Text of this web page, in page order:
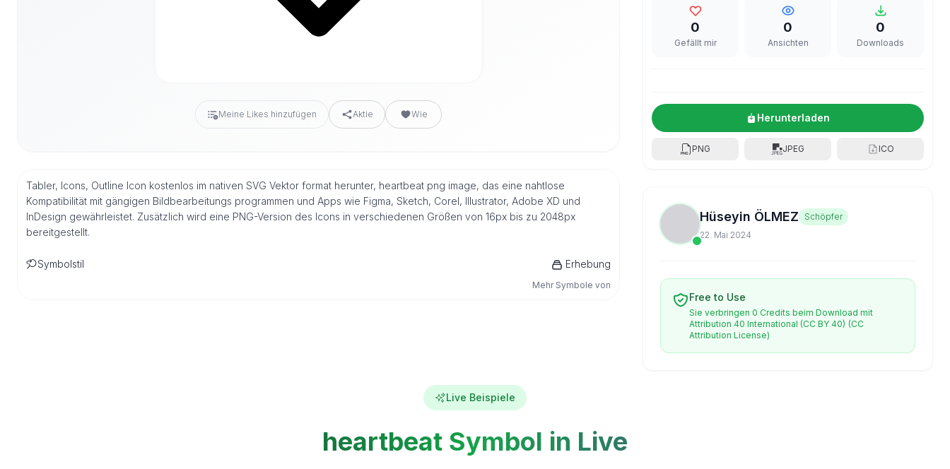
Meine Likes hinzufügen Aktie Wie
Tabler, Icons, Outline Icon kostenlos im nativen SVG Vektor format herunter, heartbeat png image, das eine nahtlose
Kompatibilität mit gängigen Bildbearbeitungs programmen und Apps wie Figma, Sketch, Corel, Illustrator, Adobe XD und
InDesign gewährleistet. Zusätzlich wird eine PNG-Version des Icons in verschiedenen Größen von 16px bis zu 2048px
bereitgestellt.
Symbolstil Erhebung
Mehr Symbole von
0
Gefällt mir
0
Ansichten
0
Downloads
Herunterladen
PNG JPEG ICO
Hüseyin ÖLMEZ Schöpfer
22. Mai 2024
Free to Use
Sie verbringen 0 Credits beim Download mit
Attribution 40 International (CC BY 40) (CC
Attribution License)
Live Beispiele
heartbeat Symbol in Live